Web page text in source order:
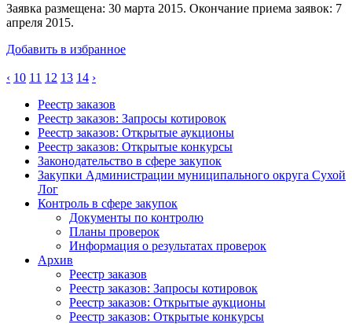
Заявка размещена: 30 марта 2015. Окончание приема заявок: 7
апреля 2015.
Добавить в избранное
‹ 10 11 12 13 14 ›
Реестр заказов
Реестр заказов: Запросы котировок
Реестр заказов: Открытые аукционы
Реестр заказов: Открытые конкурсы
Законодательство в сфере закупок
Закупки Администрации муниципального округа Сухой
Лог
Контроль в сфере закупок
Документы по контролю
Планы проверок
Информация о результатах проверок
Архив
Реестр заказов
Реестр заказов: Запросы котировок
Реестр заказов: Открытые аукционы
Реестр заказов: Открытые конкурсы